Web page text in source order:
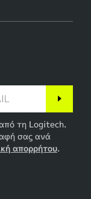
τη Logitech.
σας ανά
απορρήτου.